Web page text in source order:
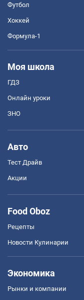
Футбол
Хоккей
Формула-1
Моя школа
ГДЗ
Онлайн уроки
ЗНО
Авто
Тест Драйв
Акции
Food Oboz
Рецепты
Новости Кулинарии
Экономика
Рынки и компании